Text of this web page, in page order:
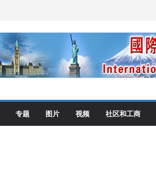
专题 图片 视频 社区和工商